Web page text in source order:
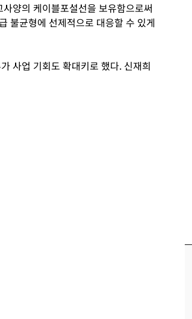
양의 케이블포설선을 보유함으로써
불균형에 선제적으로 대응할 수 있게
사업 기회도 확대키로 했다. 신재희